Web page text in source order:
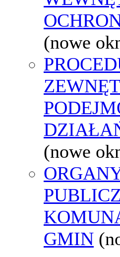
(nowe
(nowe
GMIN